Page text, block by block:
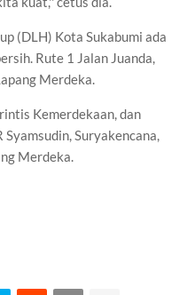
(DLH) Kota Sukabumi ada
Rute 1 Jalan Juanda,
Merdeka.
Kemerdekaan, dan
Suryakencana,
Merdeka.